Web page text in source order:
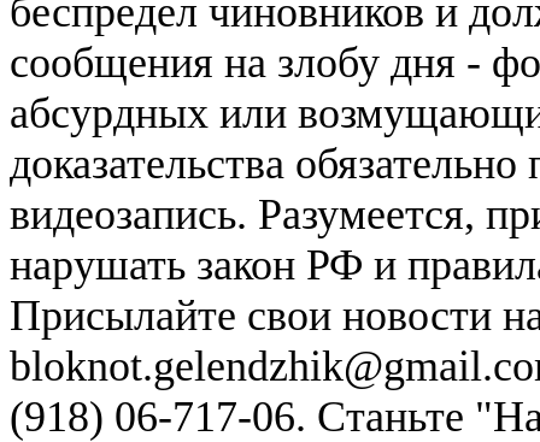
беспредел чиновников и
сообщения на злобу дня -
абсурдных или
доказательства
видеозапись. Разумеется,
нарушать закон РФ и
Присылайте свои новости
(918) 06-717-06. Станьте